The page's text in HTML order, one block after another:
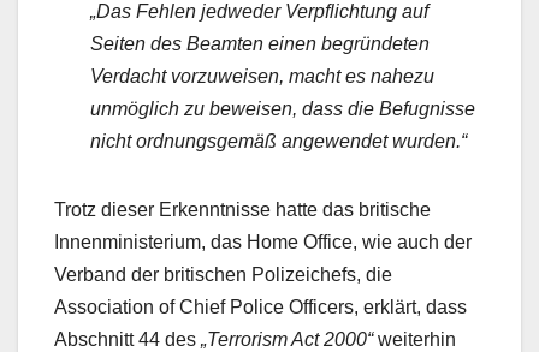
„Das Fehlen jedweder Verpflichtung auf
Seiten des Beamten einen begründeten
Verdacht vorzuweisen, macht es nahezu
unmöglich zu beweisen, dass die Befugnisse
nicht ordnungsgemäß angewendet wurden.“
Trotz dieser Erkenntnisse hatte das britische
Innenministerium, das Home Office, wie auch der
Verband der britischen Polizeichefs, die
Association of Chief Police Officers, erklärt, dass
Abschnitt 44 des „Terrorism Act 2000“weiterhin